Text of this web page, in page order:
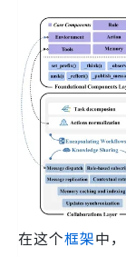
在这个框架中